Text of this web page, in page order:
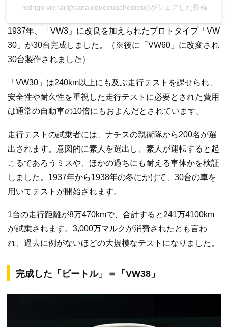
rodrigo vieira(@canaloqueeuachodisso)がシェアした投稿
1937年、「VW3」に改良を加えられたプロトタイプ「VW
30」が30台完成しました。（※後に「VW60」に改変され
30台製作されました）
「VW30」は240km以上にも及ぶ走行テストを課せられ、
安全性や耐久性を重視した走行テストに必要とされた費用
は通常の自動車の10倍にもおよんだとされています。
走行テストの試乗者には、ナチスの親衛隊から200名が選
出されます。意図的に素人を選出し、素人が運転すると起
こるであろうミスや、ほかの過ちにも耐える車体かを検証
しました。1937年から1938年の冬にかけて、30台の車を
用いてテストが開始されます。
1台の走行距離が8万470kmで、合計すると241万4100km
が試乗されます。3,000万マルクが消費されたとも言わ
れ、過去に例がないほどの大規模なテストになりました。
完成した「ビートル」＝「VW38」